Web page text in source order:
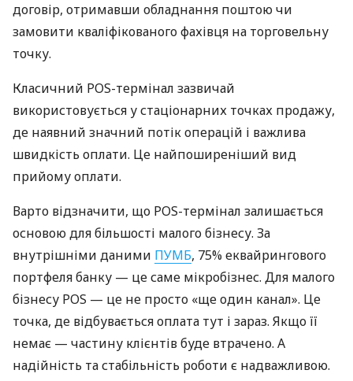
договір, отримавши обладнання поштою чи
замовити кваліфікованого фахівця на торговельну
точку.
Класичний POS-термінал зазвичай
використовується у стаціонарних точках продажу,
де наявний значний потік операцій і важлива
швидкість оплати. Це найпоширеніший вид
прийому оплати.
Варто відзначити, що POS-термінал залишається
основою для більшості малого бізнесу. За
внутрішніми даними ПУМБ, 75% еквайрингового
портфеля банку — це саме мікробізнес. Для малого
бізнесу POS — це не просто «ще один канал». Це
точка, де відбувається оплата тут і зараз. Якщо її
немає — частину клієнтів буде втрачено. А
надійність та стабільність роботи є надважливою.